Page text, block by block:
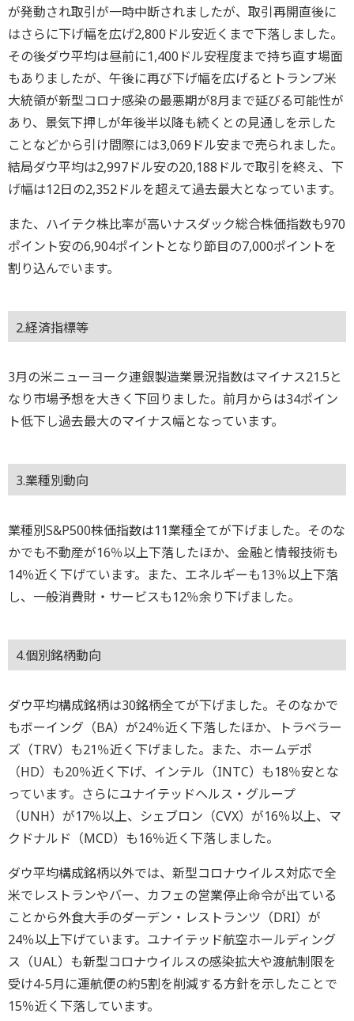
が発動され取引が一時中断されましたが、取引再開直後に
はさらに下げ幅を広げ2,800ドル安近くまで下落しました。
その後ダウ平均は昼前に1,400ドル安程度まで持ち直す場面
もありましたが、午後に再び下げ幅を広げるとトランプ米
大統領が新型コロナ感染の最悪期が8月まで延びる可能性が
あり、景気下押しが年後半以降も続くとの見通しを示した
ことなどから引け間際には3,069ドル安まで売られました。
結局ダウ平均は2,997ドル安の20,188ドルで取引を終え、下
げ幅は12日の2,352ドルを超えて過去最大となっています。
また、ハイテク株比率が高いナスダック総合株価指数も970
ポイント安の6,904ポイントとなり節目の7,000ポイントを
割り込んでいます。
2.経済指標等
3月の米ニューヨーク連銀製造業景況指数はマイナス21.5と
なり市場予想を大きく下回りました。前月からは34ポイン
ト低下し過去最大のマイナス幅となっています。
3.業種別動向
業種別S&P500株価指数は11業種全てが下げました。そのな
かでも不動産が16％以上下落したほか、金融と情報技術も
14％近く下げています。また、エネルギーも13％以上下落
し、一般消費財・サービスも12％余り下げました。
4.個別銘柄動向
ダウ平均構成銘柄は30銘柄全てが下げました。そのなかで
もボーイング（BA）が24％近く下落したほか、トラベラー
ズ（TRV）も21％近く下げました。また、ホームデポ
（HD）も20％近く下げ、インテル（INTC）も18％安とな
っています。さらにユナイテッドヘルス・グループ
（UNH）が17％以上、シェブロン（CVX）が16％以上、マ
クドナルド（MCD）も16％近く下落しました。
ダウ平均構成銘柄以外では、新型コロナウイルス対応で全
米でレストランやバー、カフェの営業停止命令が出ている
ことから外食大手のダーデン・レストランツ（DRI）が
24％以上下げています。ユナイテッド航空ホールディング
ス（UAL）も新型コロナウイルスの感染拡大や渡航制限を
受け4-5月に運航便の約5割を削減する方針を示したことで
15％近く下落しています。